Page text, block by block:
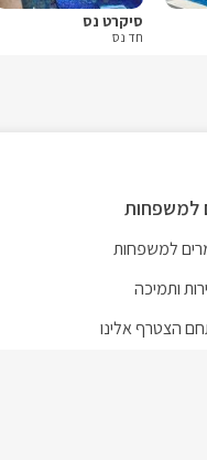
סיקרט נס
חד נס
למשפחות
למשפחות
ותמיכה
הצטרף אלינו